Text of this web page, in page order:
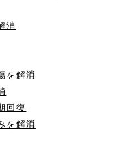
消
を解消
回復
を解消